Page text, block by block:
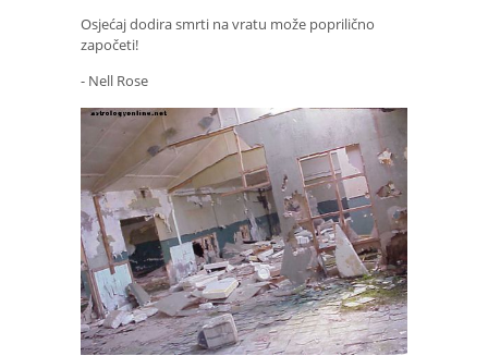
Osjećaj dodira smrti na vratu može poprilično
započeti!
- Nell Rose